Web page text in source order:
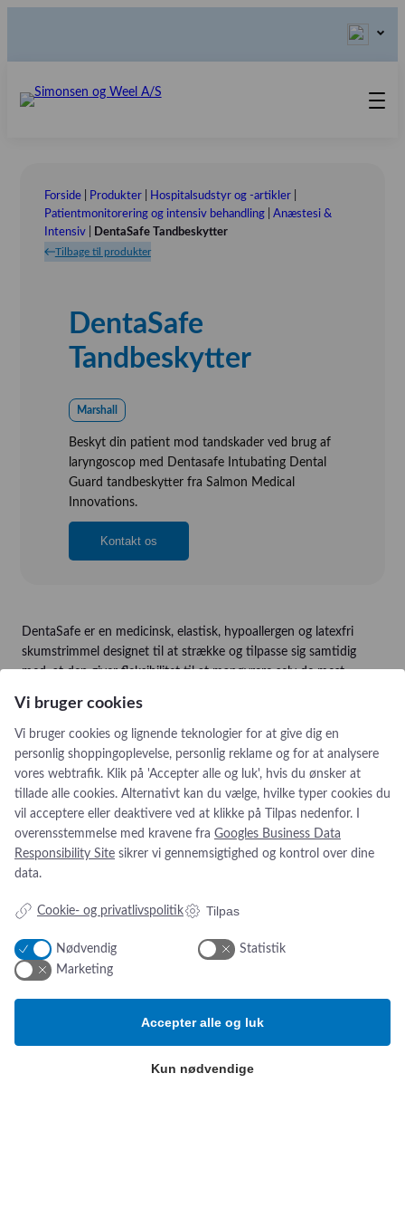
Teknisk Service
Retur-, Reklamations- og
Reparationsformular
Kontakt os
Send ordination
Vores Værdier
Bestyrelsen
Udstillinger
Showroom
Referensinstallation
Vision, Mission, Miljø og Kvalitet
Kliniske diætister
Salgs- og Leveringsbetingelser
Ledige Stillinger
Tlf.: (+45) 70 25 56 10
Forside| Produkter| Hospitalsudstyr og -artikler|
Patientmonitorering og intensiv behandling| Anæstesi &
Intensiv| DentaSafe Tandbeskytter
Tilbage til produkter
DentaSafe
Tandbeskytter
Marshall
Beskyt din patient mod tandskader ved brug af
laryngoscop med Dentasafe Intubating Dental
Guard tandbeskytter fra Salmon Medical
Innovations.
Kontakt os
DentaSafe er en medicinsk, elastisk, hypoallergen og latexfri
skumstrimmel designet til at strække og tilpasse sig samtidig
med, at den giver fleksibilitet til at manøvrere selv de mest
Addresse:
Simonsen & Weel
Vejleåvej 66
CVR NR. 13093032
Tlf.:(+45) 70 25 56 10
Email: sw@sw.dk
Om os
Nyheder
ESG-rapport
Betingelser
Privatlivspolitik
Vi bruger cookies
Vi bruger cookies og lignende teknologier for at give dig en
personlig shoppingoplevelse, personlig reklame og for at analysere
vores webtrafik. Klik på 'Accepter alle og luk', hvis du ønsker at
tillade alle cookies. Alternativt kan du vælge, hvilke typer cookies du
vil acceptere eller deaktivere ved at klikke på Tilpas nedenfor. I
overensstemmelse med kravene fra Googles Business Data
Responsibility Site sikrer vi gennemsigtighed og kontrol over dine
data.
Cookie- og privatlivspolitik Tilpas
Nødvendig
Statistik
Marketing
Kun nødvendige
Accepter alle og luk